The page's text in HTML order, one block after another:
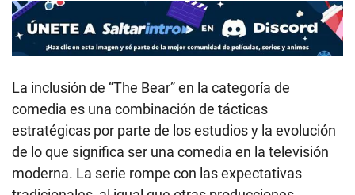
La inclusión de “The Bear” en la categoría de
comedia es una combinación de tácticas
estratégicas por parte de los estudios y la evolución
de lo que significa ser una comedia en la televisión
moderna. La serie rompe con las expectativas